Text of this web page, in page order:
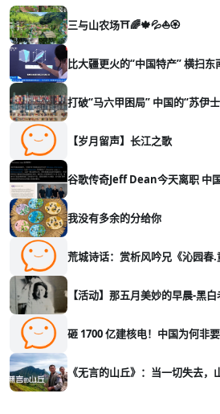
三与山农场⛩️🌈🍁💦⛵🏵️
比大疆更火的“中国特产” 横扫东
打破“马六甲困局” 中国的“苏伊
【岁月留声】长江之歌
谷歌传奇Jeff Dean今天离职 中
我没有多余的分给你
荒城诗话：赏析风吟兄《沁园春.
【活动】那五月美妙的早晨-黑
砸 1700 亿建核电！中国为何非
《无言的山丘》：当一切失去，